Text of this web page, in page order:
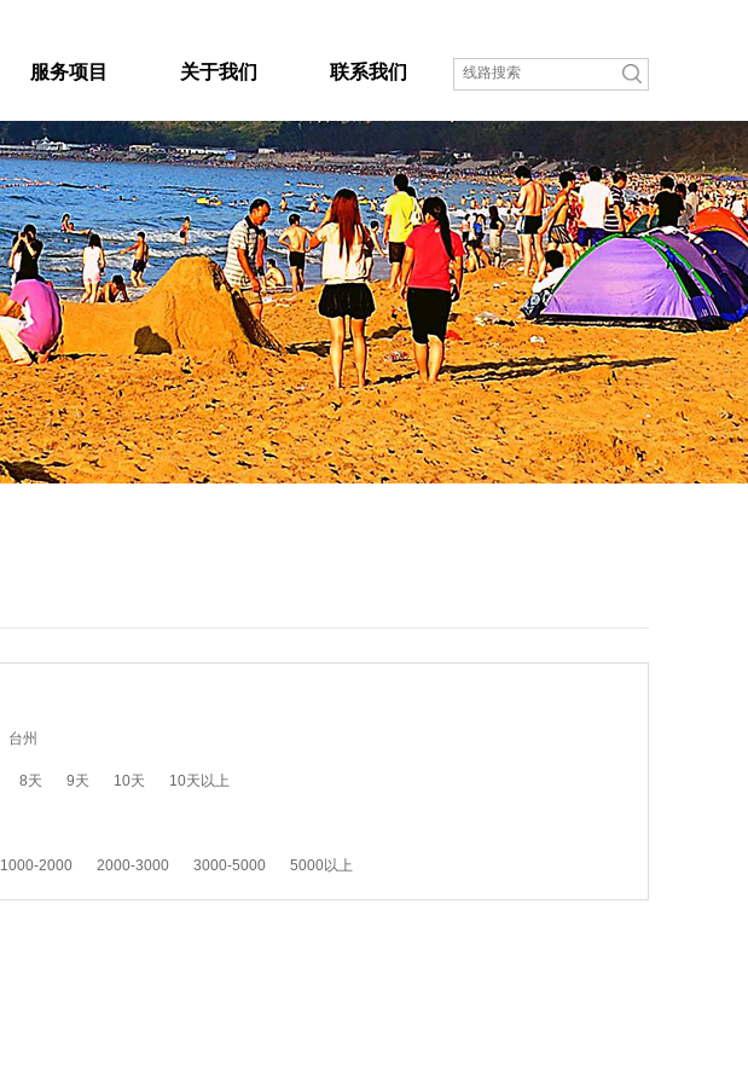
服务项目 关于我们 联系我们
台州
8天 9天 10天 10天以上
1000-2000 2000-3000 3000-5000 5000以上